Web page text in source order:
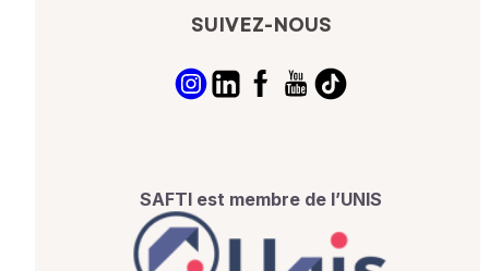
SUIVEZ-NOUS
SAFTI est membre de l’UNIS